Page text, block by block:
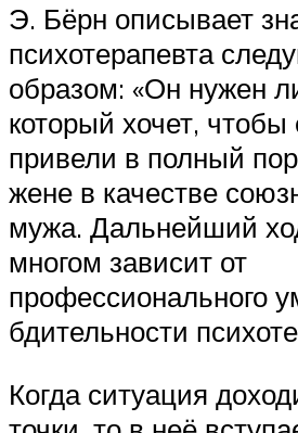
Э. Бёрн описывает
психотерапевта
образом: «Он нужен
который хочет, чтобы
привели в полный
жене в качестве
мужа. Дальнейший
многом зависит от
профессионального
бдительности
Когда ситуация